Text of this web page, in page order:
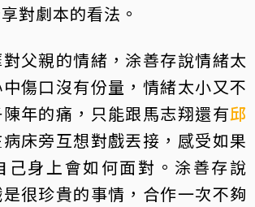
對劇本的看法。
父親的情緒，涂善存說情緒太
傷口沒有份量，情緒太小又不
年的痛，只能跟馬志翔還有邱
床旁互想對戲丟接，感受如果
己身上會如何面對。涂善存說
是很珍貴的事情，合作一次不夠